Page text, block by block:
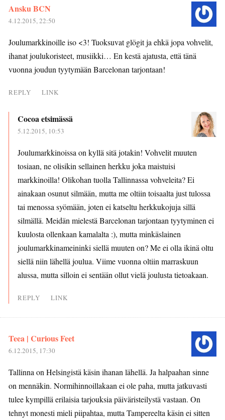
Ansku BCN
4.12.2015, 22:50
Joulumarkkinoille iso <3! Tuoksuvat glögit ja ehkä jopa vohvelit,
ihanat joulukoristeet, musiikki… En kestä ajatusta, että tänä
vuonna joudun tyytymään Barcelonan tarjontaan!
REPLY LINK
Cocoa etsimässä
5.12.2015, 10:53
Joulumarkkinoissa on kyllä sitä jotakin! Vohvelit muuten
tosiaan, ne olisikin sellainen herkku joka maistuisi
markkinoilla! Olikohan tuolla Tallinnassa vohveleita? Ei
ainakaan osunut silmään, mutta me oltiin toisaalta just tulossa
tai menossa syömään, joten ei katseltu herkkukojuja sillä
silmällä. Meidän mielestä Barcelonan tarjontaan tyytyminen ei
kuulosta ollenkaan kamalalta :), mutta minkäslainen
joulumarkkinameininki siellä muuten on? Me ei olla ikinä oltu
siellä niin lähellä joulua. Viime vuonna oltiin marraskuun
alussa, mutta silloin ei sentään ollut vielä joulusta tietoakaan.
REPLY LINK
Teea | Curious Feet
6.12.2015, 17:30
Tallinna on Helsingistä käsin ihanan lähellä. Ja halpaahan sinne
on mennäkin. Normihinnoillakaan ei ole paha, mutta jatkuvasti
tulee kympillä erilaisia tarjouksia päiväristeilystä vastaan. On
tehnyt monesti mieli piipahtaa, mutta Tampereelta käsin ei sitten